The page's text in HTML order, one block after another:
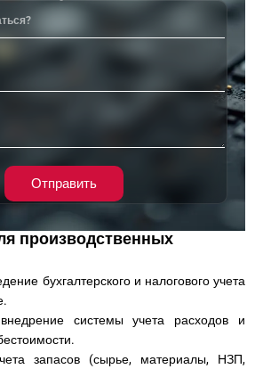
Отправить
производственных
бухгалтерского и налогового учета
системы учета расходов и
запасов (сырье, материалы, НЗП,